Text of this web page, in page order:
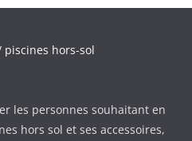
hors-sol
les personnes souhaitant en
hors sol et ses accessoires,